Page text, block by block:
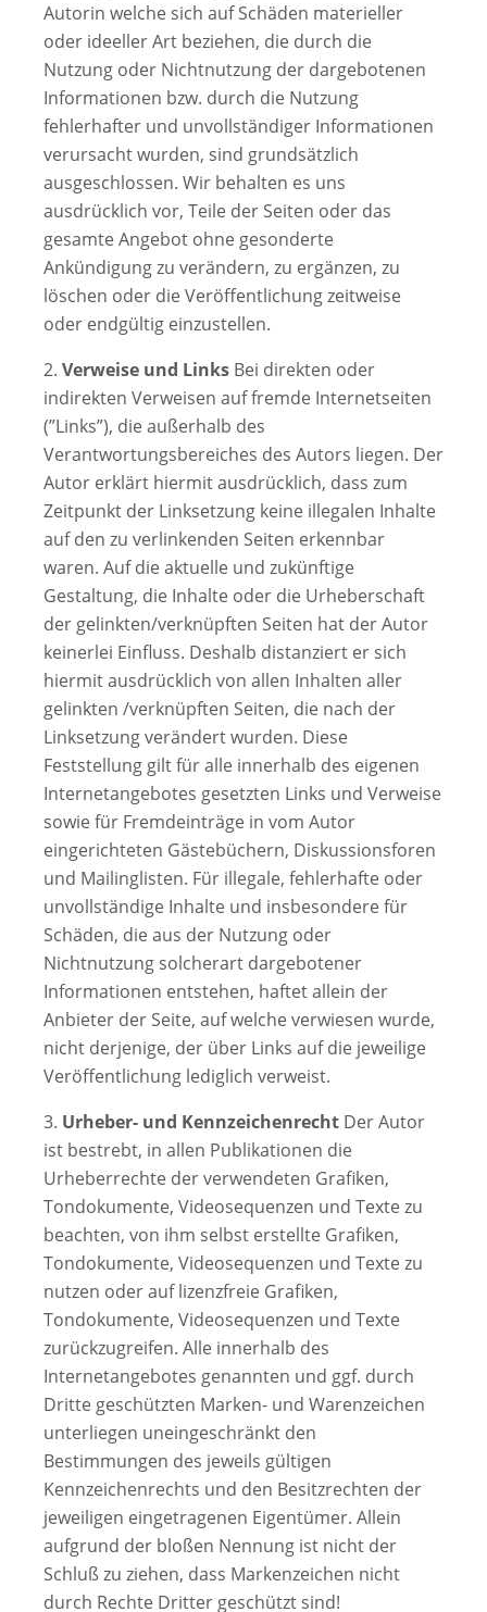
Autorin welche sich auf Schäden materieller
oder ideeller Art beziehen, die durch die
Nutzung oder Nichtnutzung der dargebotenen
Informationen bzw. durch die Nutzung
fehlerhafter und unvollständiger Informationen
verursacht wurden, sind grundsätzlich
ausgeschlossen. Wir behalten es uns
ausdrücklich vor, Teile der Seiten oder das
gesamte Angebot ohne gesonderte
Ankündigung zu verändern, zu ergänzen, zu
löschen oder die Veröffentlichung zeitweise
oder endgültig einzustellen.
2. Verweise und Links Bei direkten oder
indirekten Verweisen auf fremde Internetseiten
(”Links”), die außerhalb des
Verantwortungsbereiches des Autors liegen. Der
Autor erklärt hiermit ausdrücklich, dass zum
Zeitpunkt der Linksetzung keine illegalen Inhalte
auf den zu verlinkenden Seiten erkennbar
waren. Auf die aktuelle und zukünftige
Gestaltung, die Inhalte oder die Urheberschaft
der gelinkten/verknüpften Seiten hat der Autor
keinerlei Einfluss. Deshalb distanziert er sich
hiermit ausdrücklich von allen Inhalten aller
gelinkten /verknüpften Seiten, die nach der
Linksetzung verändert wurden. Diese
Feststellung gilt für alle innerhalb des eigenen
Internetangebotes gesetzten Links und Verweise
sowie für Fremdeinträge in vom Autor
eingerichteten Gästebüchern, Diskussionsforen
und Mailinglisten. Für illegale, fehlerhafte oder
unvollständige Inhalte und insbesondere für
Schäden, die aus der Nutzung oder
Nichtnutzung solcherart dargebotener
Informationen entstehen, haftet allein der
Anbieter der Seite, auf welche verwiesen wurde,
nicht derjenige, der über Links auf die jeweilige
Veröffentlichung lediglich verweist.
3. Urheber- und Kennzeichenrecht Der Autor
ist bestrebt, in allen Publikationen die
Urheberrechte der verwendeten Grafiken,
Tondokumente, Videosequenzen und Texte zu
beachten, von ihm selbst erstellte Grafiken,
Tondokumente, Videosequenzen und Texte zu
nutzen oder auf lizenzfreie Grafiken,
Tondokumente, Videosequenzen und Texte
zurückzugreifen. Alle innerhalb des
Internetangebotes genannten und ggf. durch
Dritte geschützten Marken- und Warenzeichen
unterliegen uneingeschränkt den
Bestimmungen des jeweils gültigen
Kennzeichenrechts und den Besitzrechten der
jeweiligen eingetragenen Eigentümer. Allein
aufgrund der bloßen Nennung ist nicht der
Schluß zu ziehen, dass Markenzeichen nicht
durch Rechte Dritter geschützt sind!